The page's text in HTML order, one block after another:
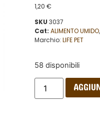
1,20 €
SKU 3037
Cat: ALIMENTO UMIDO,
Marchio: LIFE PET
58 disponibili